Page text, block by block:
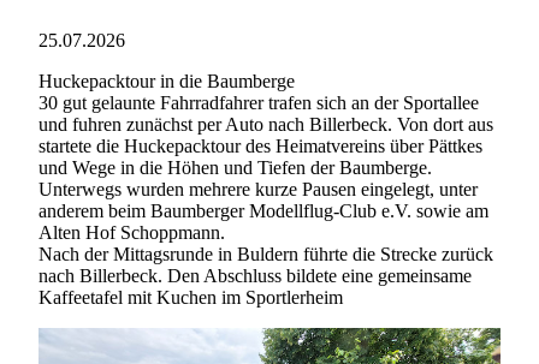
25.07.2026
Huckepacktour in die Baumberge
30 gut gelaunte Fahrradfahrer trafen sich an der Sportallee
und fuhren zunächst per Auto nach Billerbeck. Von dort aus
startete die Huckepacktour des Heimatvereins über Pättkes
und Wege in die Höhen und Tiefen der Baumberge.
Unterwegs wurden mehrere kurze Pausen eingelegt, unter
anderem beim Baumberger Modellflug-Club e.V. sowie am
Alten Hof Schoppmann.
Nach der Mittagsrunde in Buldern führte die Strecke zurück
nach Billerbeck. Den Abschluss bildete eine gemeinsame
Kaffeetafel mit Kuchen im Sportlerheim